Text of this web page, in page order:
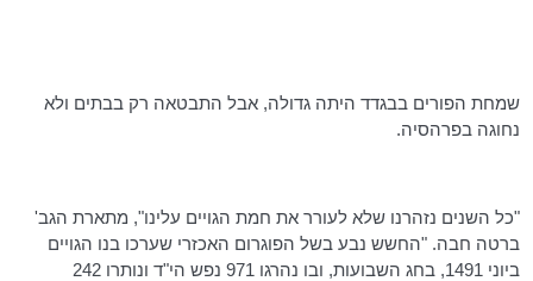
שמחת הפורים בבגדד היתה גדולה, אבל התבטאה רק בבתים ולא
נחוגה בפרהסיה.
"כל השנים נזהרנו שלא לעורר את חמת הגויים עלינו", מתארת הגב'
ברטה חבה. "החשש נבע בשל הפוגרום האכזרי שערכו בנו הגויים
ביוני 1491, בחג השבועות, ובו נהרגו 971 נפש הי"ד ונותרו 242